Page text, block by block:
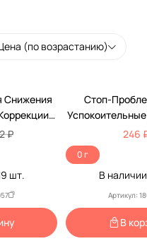
(по возрастанию)
Рецепту
Снижения
Для
Apicenna
₽
шт.
Стоп-
Собак246
0 г
В наличии
Артикул:
В